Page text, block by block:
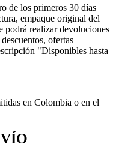
de los primeros 30 días
empaque original del
podrá realizar devoluciones
ofertas
"Disponibles hasta
en Colombia o en el